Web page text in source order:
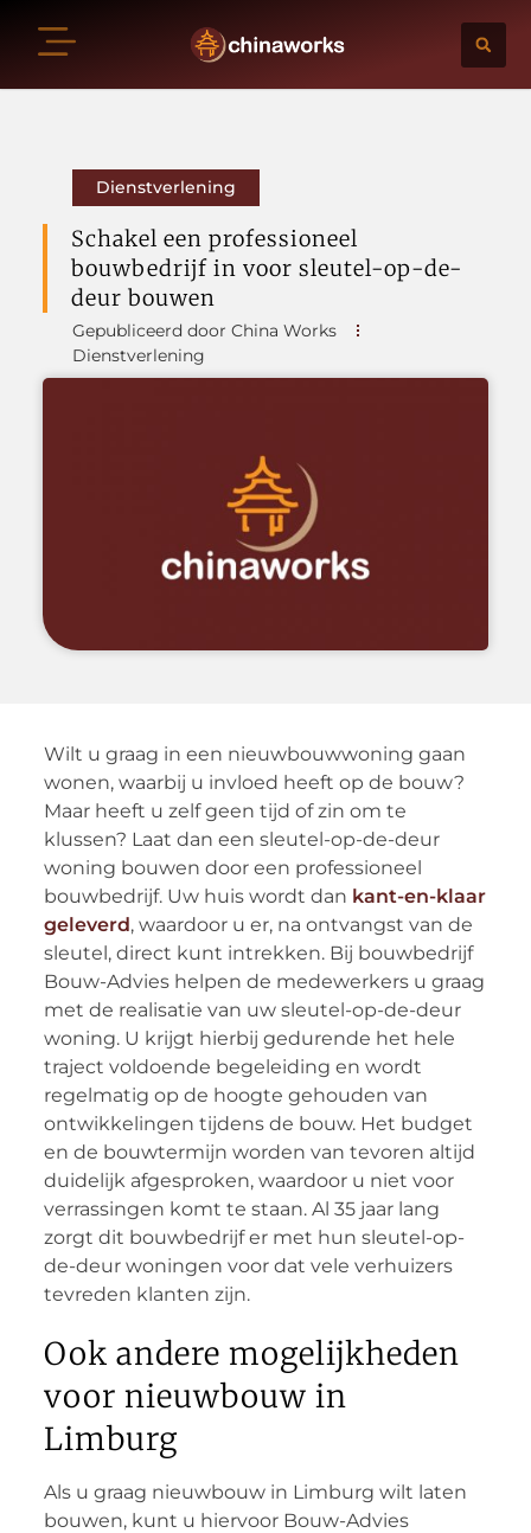
Dienstverlening
Schakel een professioneel
bouwbedrijf in voor sleutel-op-de-
deur bouwen
Gepubliceerd door China Works
Dienstverlening
Wilt u graag in een nieuwbouwwoning gaan
wonen, waarbij u invloed heeft op de bouw?
Maar heeft u zelf geen tijd of zin om te
klussen? Laat dan een sleutel-op-de-deur
woning bouwen door een professioneel
bouwbedrijf. Uw huis wordt dan kant-en-klaar
geleverd, waardoor u er, na ontvangst van de
sleutel, direct kunt intrekken. Bij bouwbedrijf
Bouw-Advies helpen de medewerkers u graag
met de realisatie van uw sleutel-op-de-deur
woning. U krijgt hierbij gedurende het hele
traject voldoende begeleiding en wordt
regelmatig op de hoogte gehouden van
ontwikkelingen tijdens de bouw. Het budget
en de bouwtermijn worden van tevoren altijd
duidelijk afgesproken, waardoor u niet voor
verrassingen komt te staan. Al 35 jaar lang
zorgt dit bouwbedrijf er met hun sleutel-op-
de-deur woningen voor dat vele verhuizers
tevreden klanten zijn.
Ook andere mogelijkheden
voor nieuwbouw in
Limburg
Als u graag nieuwbouw in Limburg wilt laten
bouwen, kunt u hiervoor Bouw-Advies